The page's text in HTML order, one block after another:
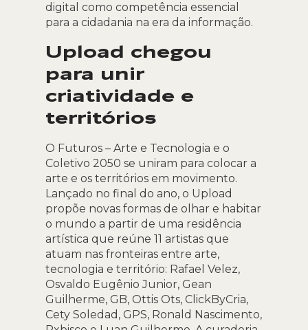
digital como competência essencial
para a cidadania na era da informação.
Upload chegou
para unir
criatividade e
territórios
O Futuros – Arte e Tecnologia e o
Coletivo 2050 se uniram para colocar a
arte e os territórios em movimento.
Lançado no final do ano, o Upload
propõe novas formas de olhar e habitar
o mundo a partir de uma residência
artística que reúne 11 artistas que
atuam nas fronteiras entre arte,
tecnologia e território: Rafael Velez,
Osvaldo Eugênio Junior, Gean
Guilherme, GB, Ottis Ots, ClickByCria,
Cety Soledad, GPS, Ronald Nascimento,